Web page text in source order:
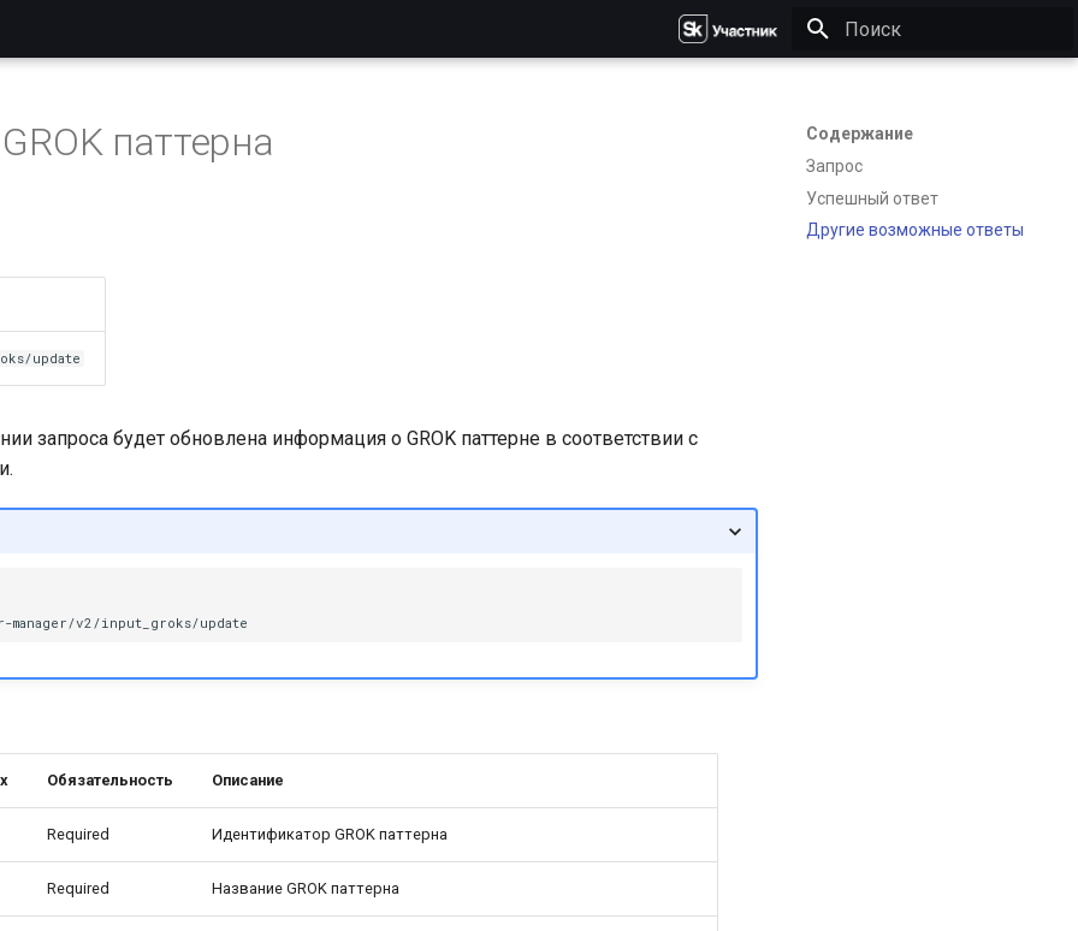
Содержание
Запрос
Успешный ответ
Другие возможные ответы
паттерна
update
запроса будет обновлена информация о GROK паттерне в соответствии с
Обязательность Описание
Required Идентификатор GROK паттерна
Required Название GROK паттерна